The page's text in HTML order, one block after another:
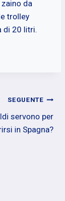
zaino da
trolley
di 20 litri.
SEGUENTE
servono per
in Spagna?